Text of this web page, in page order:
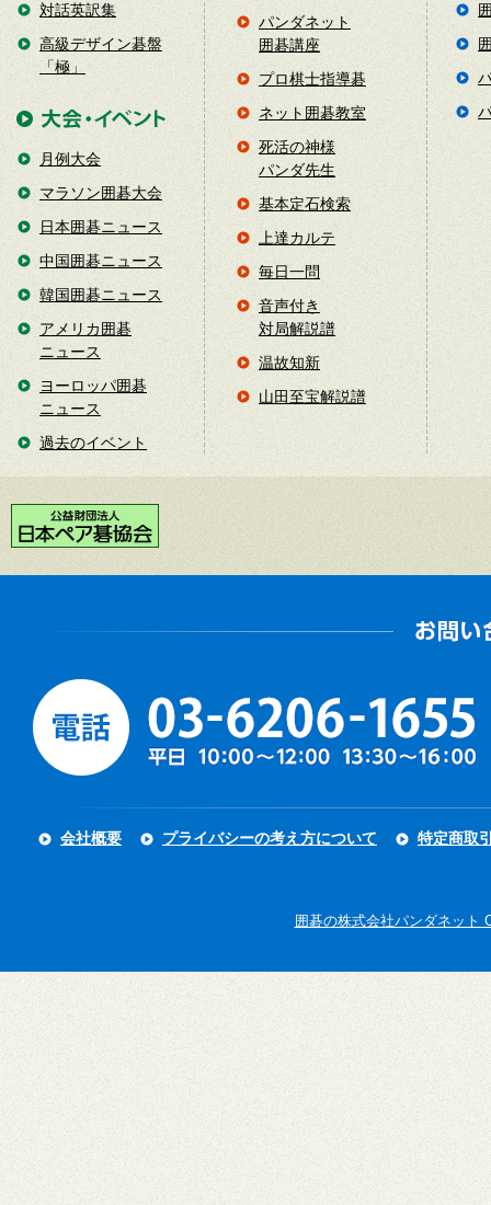
対話英訳集
高級デザイン碁盤
「極」
月例大会
マラソン囲碁大会
日本囲碁ニュース
中国囲碁ニュース
韓国囲碁ニュース
アメリカ囲碁
ニュース
ヨーロッパ囲碁
ニュース
過去のイベント
パンダネット
囲碁講座
プロ棋士指導碁
ネット囲碁教室
死活の神様
パンダ先生
基本定石検索
上達カルテ
毎日一問
音声付き
対局解説譜
温故知新
山田至宝解説譜
会社概要 プライバシーの考え方について 特定商取
囲碁の株式会社パンダネット